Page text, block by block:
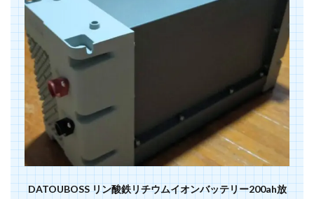
DATOUBOSS リン酸鉄リチウムイオンバッテリー200ah放